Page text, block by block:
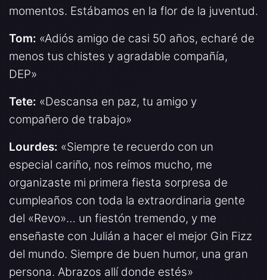
momentos. Estábamos en la flor de la juventud.
Tom: «Adiós amigo de casi 50 años, echaré de
menos tus chistes y agradable compañía,
DEP»
Tete: «Descansa en paz, tu amigo y
compañero de trabajo»
Lourdes: «Siempre te recuerdo con un
especial cariño, nos reímos mucho, me
organizaste mi primera fiesta sorpresa de
cumpleaños con toda la extraordinaria gente
del «Revo»… un fiestón tremendo, y me
enseñaste con Julián a hacer el mejor Gin Fizz
del mundo. Siempre de buen humor, una gran
persona. Abrazos allí donde estés»